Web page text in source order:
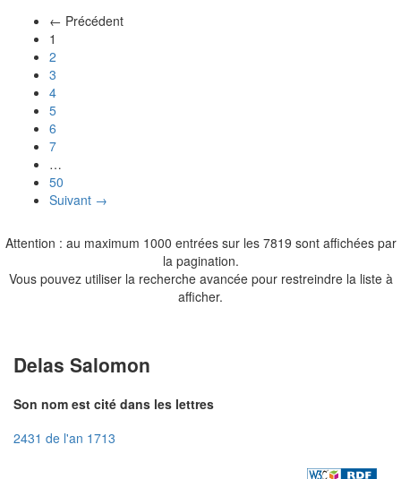
← Précédent
1
2
3
4
5
6
7
…
50
Suivant →
Attention : au maximum 1000 entrées sur les 7819 sont affichées par
la pagination.
Vous pouvez utiliser la recherche avancée pour restreindre la liste à
afficher.
Delas Salomon
Son nom est cité dans les lettres
2431 de l'an 1713